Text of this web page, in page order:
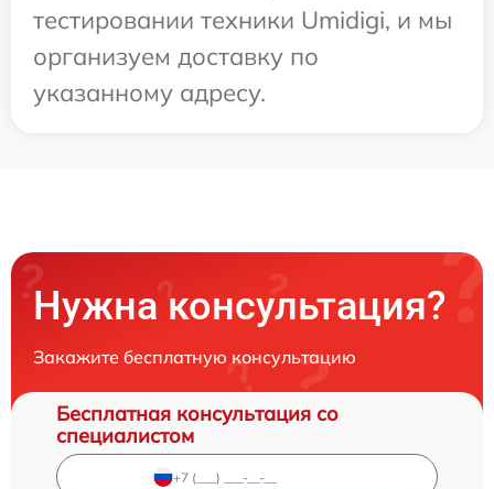
тестировании техники Umidigi, и мы
организуем доставку по
указанному адресу.
Нужна консультация?
Закажите бесплатную консультацию
Бесплатная консультация со
специалистом